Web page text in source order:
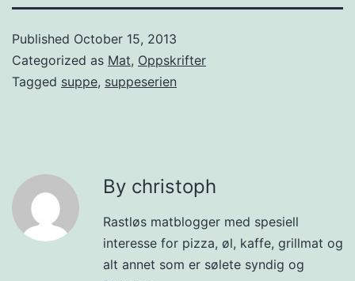
Published October 15, 2013
Categorized as Mat, Oppskrifter
Tagged suppe, suppeserien
By christoph
Rastløs matblogger med spesiell
interesse for pizza, øl, kaffe, grillmat og
alt annet som er sølete syndig og